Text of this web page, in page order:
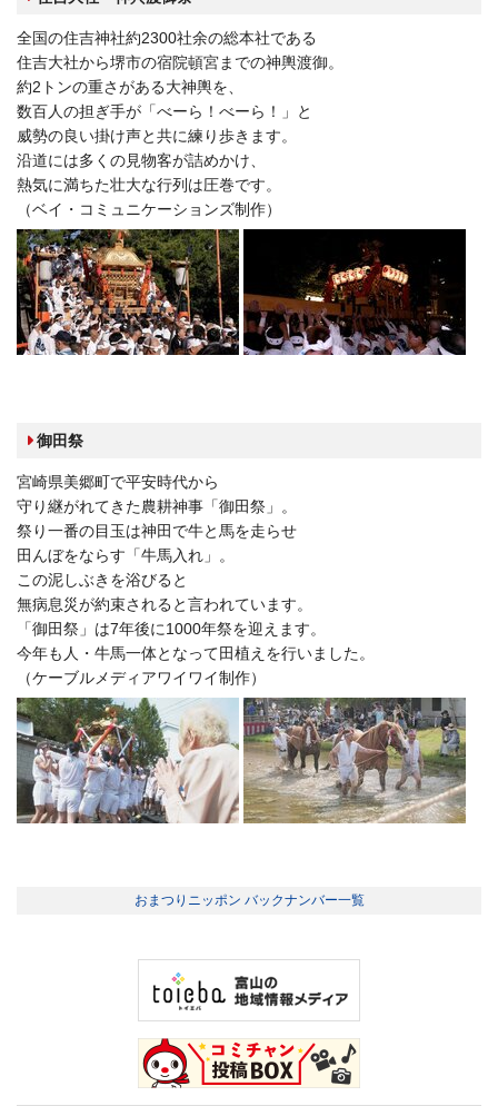
全国の住吉神社約2300社余の総本社である
住吉大社から堺市の宿院頓宮までの神輿渡御。
約2トンの重さがある大神輿を、
数百人の担ぎ手が「べーら！べーら！」と
威勢の良い掛け声と共に練り歩きます。
沿道には多くの見物客が詰めかけ、
熱気に満ちた壮大な行列は圧巻です。
（ベイ・コミュニケーションズ制作）
御田祭
宮崎県美郷町で平安時代から
守り継がれてきた農耕神事「御田祭」。
祭り一番の目玉は神田で牛と馬を走らせ
田んぼをならす「牛馬入れ」。
この泥しぶきを浴びると
無病息災が約束されると言われています。
「御田祭」は7年後に1000年祭を迎えます。
今年も人・牛馬一体となって田植えを行いました。
（ケーブルメディアワイワイ制作）
おまつりニッポン バックナンバー一覧